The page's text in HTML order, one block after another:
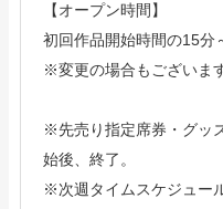
【オープン時間】
初回作品開始時間の15分
※変更の場合もございます
※先売り指定席券・グッ
始後、終了。
※次週タイムスケジュー